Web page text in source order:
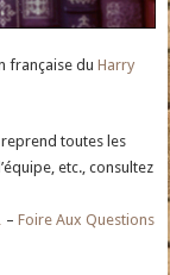
française duHarry
toutes les
etc., consultez
–Foire Aux Questions